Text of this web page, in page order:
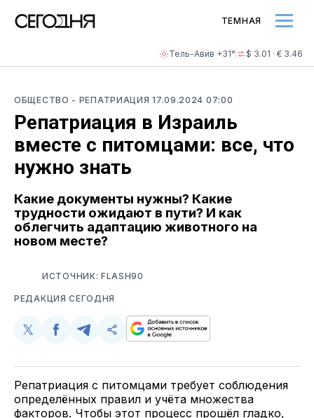
Тель-Авив +31° $ 3.01 · € 3.46
ТЕМНАЯ
ОБЩЕСТВО - РЕПАТРИАЦИЯ17.09.2024 07:00
Репатриация в Израиль
вместе с питомцами: все, что
нужно знать
Какие документы нужны? Какие
трудности ожидают в пути? И как
облегчить адаптацию животного на
новом месте?
ИСТОЧНИК: FLASH90
РЕДАКЦИЯ СЕГОДНЯ
Поделиться
Twitter
Поделиться
Facebook
Поделиться
Telegram
Скопируйте
поделитесь
Репатриация с питомцами требует соблюдения
определённых правил и учёта множества
факторов. Чтобы этот процесс прошёл гладко,